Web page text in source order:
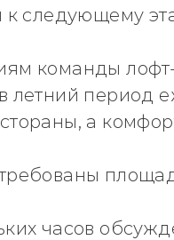
к следующему
команды лофт-
летний период
а
часов